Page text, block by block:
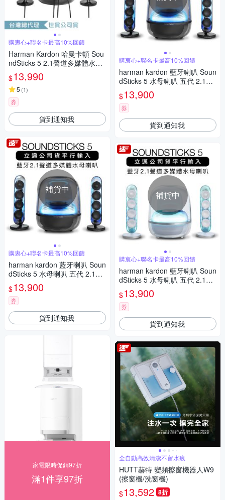
購衷心+聯名卡最高10%回饋
Harman Kardon 哈曼卡頓 Sou
ndSticks 5 2.1聲道多媒體水母
喇叭
$13,990
5 (1)
券
貨到通知我
補貨中
購衷心+聯名卡最高10%回饋
harman kardon 藍牙喇叭 Soun
dSticks 5 水母喇叭 五代 2.1聲
道【上網登錄保固兩年】
$13,900
券
貨到通知我
家電限時促銷97折
滿1件享97折
購衷心+聯名卡最高10%回饋
harman kardon 藍牙喇叭 Soun
dSticks 5 水母喇叭 五代 2.1聲
道【上網登錄保固兩年】霧黑
$13,900
券
貨到通知我
補貨中
購衷心+聯名卡最高10%回饋
harman kardon 藍牙喇叭 Soun
dSticks 5 水母喇叭 五代 2.1聲
道【上網登錄保固兩年】透白
$13,900
券
貨到通知我
全自動高效清潔不留水痕
HUTT赫特 變頻擦窗機器人W9
(擦窗機/洗窗機)
$13,592 8折